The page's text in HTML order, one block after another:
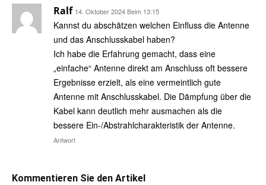
Ralf 14. Oktober 2024 Beim 13:15
Kannst du abschätzen welchen Einfluss die Antenne
und das Anschlusskabel haben?
Ich habe die Erfahrung gemacht, dass eine
„einfache“ Antenne direkt am Anschluss oft bessere
Ergebnisse erzielt, als eine vermeintlich gute
Antenne mit Anschlusskabel. Die Dämpfung über die
Kabel kann deutlich mehr ausmachen als die
bessere Ein-/Abstrahlcharakteristik der Antenne.
Antwort
Kommentieren Sie den Artikel